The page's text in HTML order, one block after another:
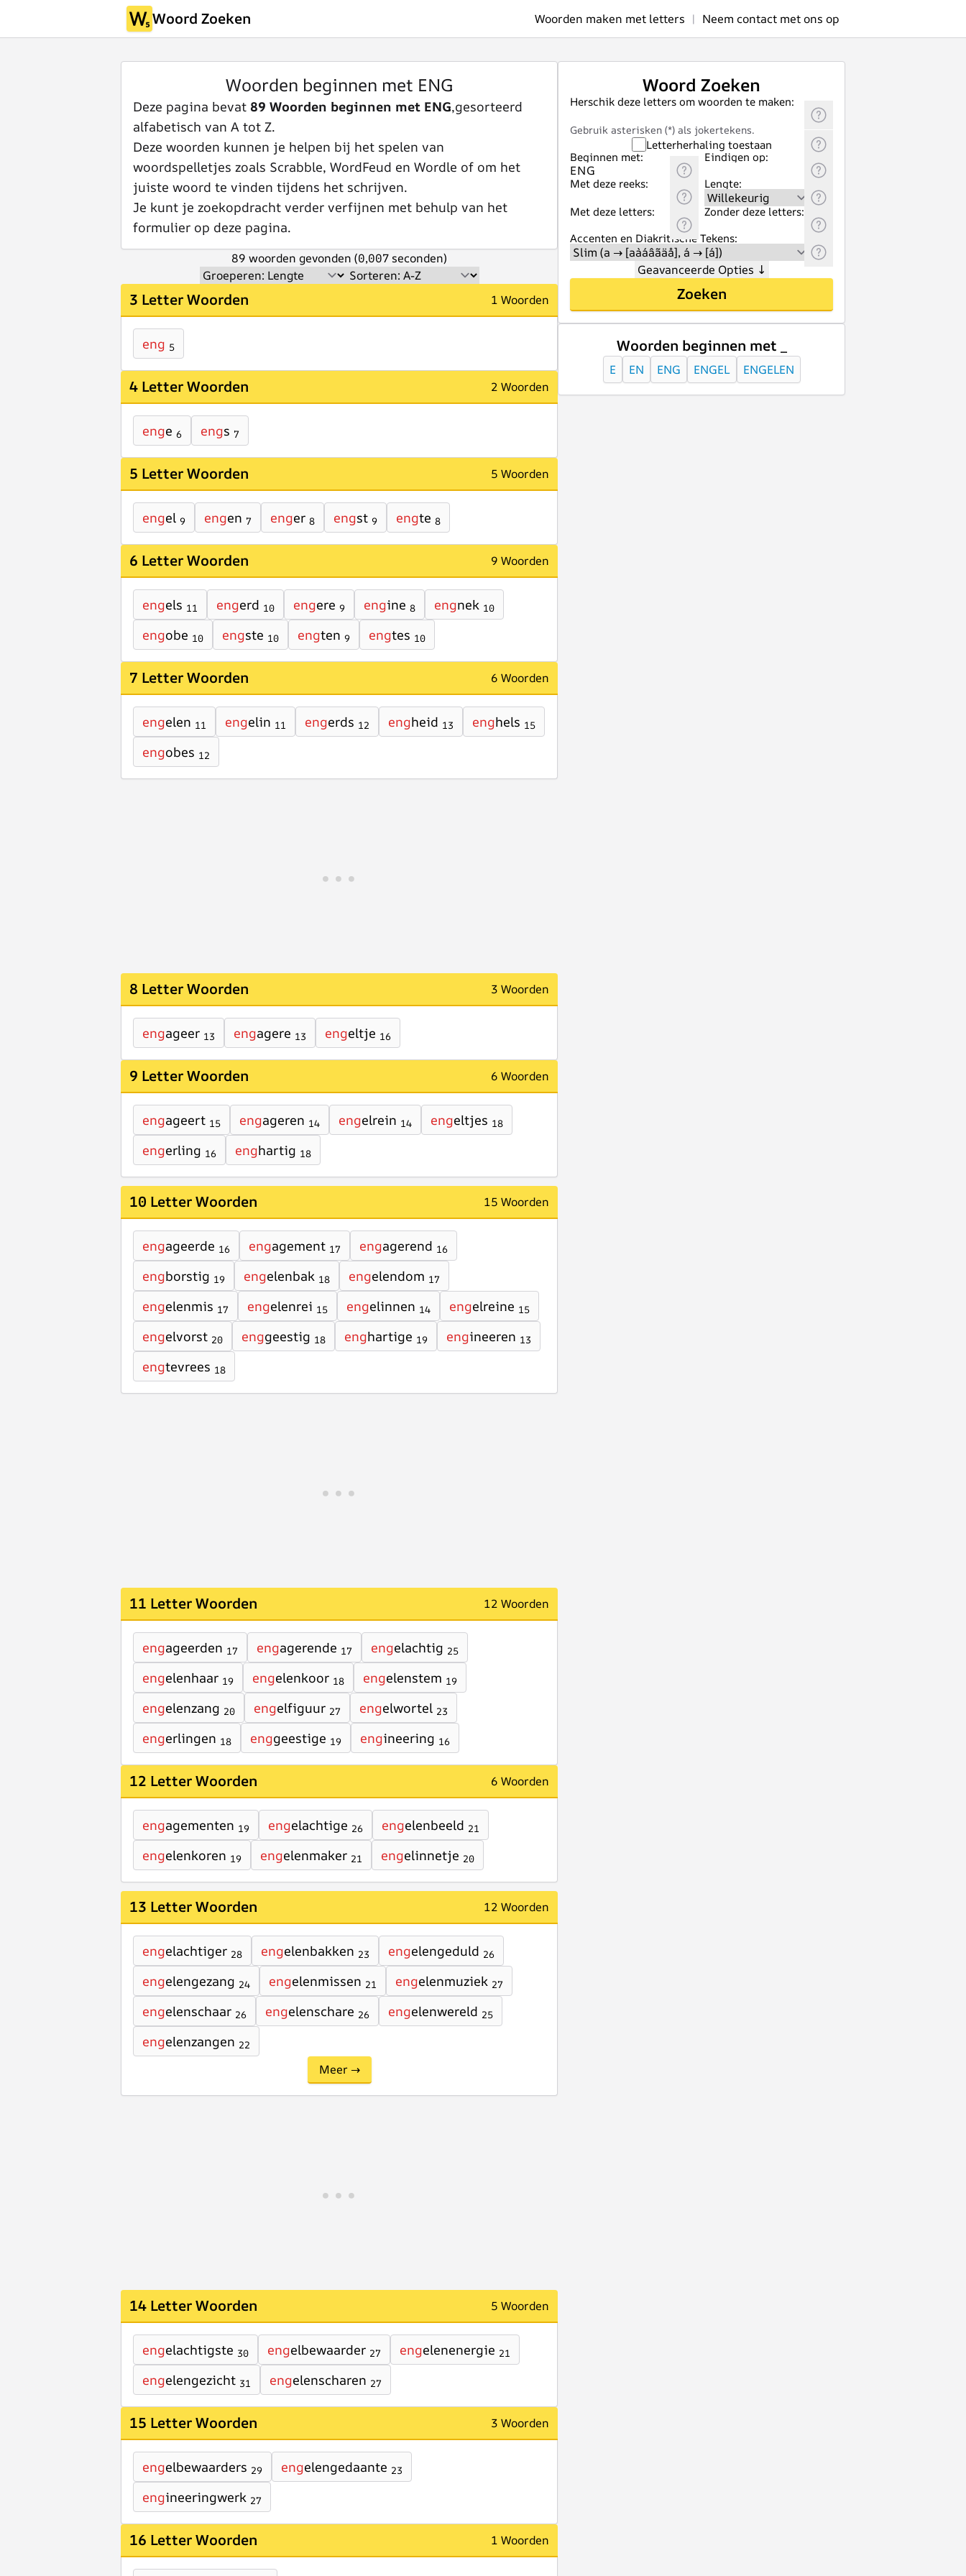
Woord Zoeken Woorden maken met letters | Neem contact met ons op
Woorden beginnen met ENG
Deze pagina bevat 89 Woorden beginnen met ENG,gesorteerd
alfabetisch van A tot Z.
Deze woorden kunnen je helpen bij het spelen van
woordspelletjes zoals Scrabble, WordFeud en Wordle of om het
juiste woord te vinden tijdens het schrijven.
Je kunt je zoekopdracht verder verfijnen met behulp van het
formulier op deze pagina.
89 woorden gevonden (0,007 seconden)
3 Letter Woorden 1 Woorden
eng 5
4 Letter Woorden 2 Woorden
enge 6 engs 7
5 Letter Woorden 5 Woorden
engel 9 engen 7 enger 8 engst 9 engte 8
6 Letter Woorden 9 Woorden
engels 11 engerd 10 engere 9 engine 8 engnek 10
engobe 10 engste 10 engten 9 engtes 10
7 Letter Woorden 6 Woorden
engelen 11 engelin 11 engerds 12 engheid 13 enghels 15
engobes 12
8 Letter Woorden 3 Woorden
engageer 13 engagere 13 engeltje 16
9 Letter Woorden 6 Woorden
engageert 15 engageren 14 engelrein 14 engeltjes 18
engerling 16 enghartig 18
10 Letter Woorden 15 Woorden
engageerde 16 engagement 17 engagerend 16
engborstig 19 engelenbak 18 engelendom 17
engelenmis 17 engelenrei 15 engelinnen 14 engelreine 15
engelvorst 20 enggeestig 18 enghartige 19 engineeren 13
engtevrees 18
11 Letter Woorden 12 Woorden
engageerden 17 engagerende 17 engelachtig 25
engelenhaar 19 engelenkoor 18 engelenstem 19
engelenzang 20 engelfiguur 27 engelwortel 23
engerlingen 18 enggeestige 19 engineering 16
12 Letter Woorden 6 Woorden
engagementen 19 engelachtige 26 engelenbeeld 21
engelenkoren 19 engelenmaker 21 engelinnetje 20
13 Letter Woorden 12 Woorden
engelachtiger 28 engelenbakken 23 engelengeduld 26
engelengezang 24 engelenmissen 21 engelenmuziek 27
engelenschaar 26 engelenschare 26 engelenwereld 25
engelenzangen 22
Meer →
14 Letter Woorden 5 Woorden
engelachtigste 30 engelbewaarder 27 engelenenergie 21
engelengezicht 31 engelenscharen 27
15 Letter Woorden 3 Woorden
engelbewaarders 29 engelengedaante 23
engineeringwerk 27
16 Letter Woorden 1 Woorden
Woord Zoeken
Herschik deze letters om woorden te maken:
Gebruik asterisken (*) als jokertekens.
Letterherhaling toestaan
Beginnen met:
Eindigen op:
Met deze reeks:
Lengte:
Met deze letters:
Zonder deze letters:
Accenten en Diakritische Tekens:
Geavanceerde Opties ↓
Zoeken
Woorden beginnen met _
E EN ENG ENGEL ENGELEN